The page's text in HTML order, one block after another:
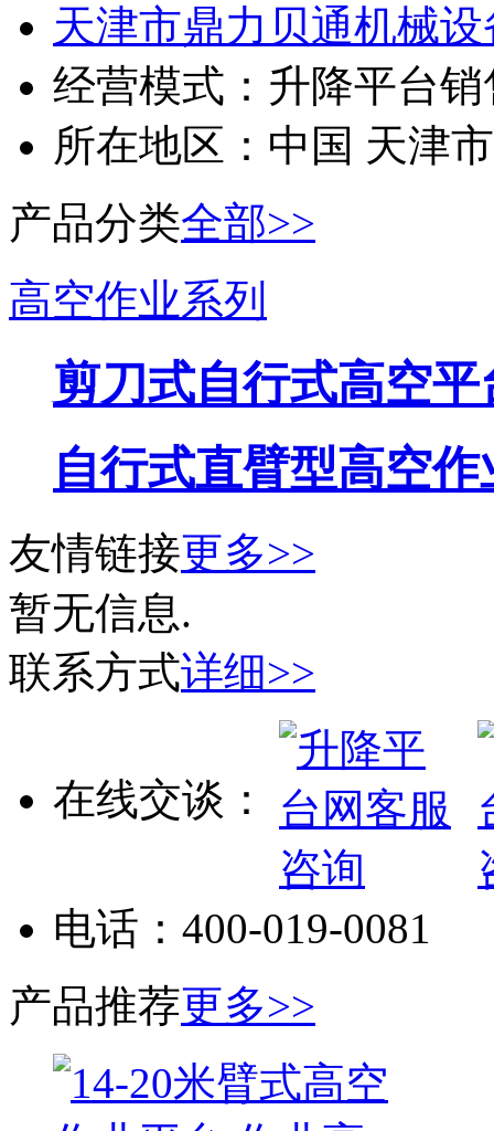
天津市鼎力贝通机械
经营模式： 升降平台
所在地区： 中国 天津
产品分类全部>>
高空作业系列
剪刀式自行式高空平
自行式直臂型高空
友情链接更多>>
暂无信息.
联系方式详细>>
在线交谈：
电话： 400-019-0081
产品推荐更多>>